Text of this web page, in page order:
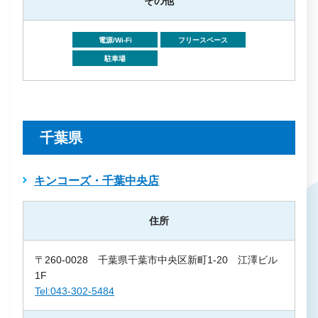
電源/Wi-Fi フリースペース
駐車場
千葉県
キンコーズ・千葉中央店
住所
〒260-0028 千葉県千葉市中央区新町1-20 江澤ビル
1F
Tel:043-302-5484